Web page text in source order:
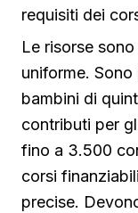
requisiti dei
Le risorse
uniforme.
bambini di
contributi per
fino a 3.500
corsi
precise.